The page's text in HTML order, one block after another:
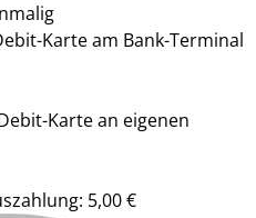
Karte am Bank-Terminal
Karte an eigenen
5,00 €